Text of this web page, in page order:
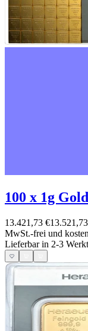
100 x 1g
13.421,73 €
MwSt.-frei und
Lieferbar in 2-3